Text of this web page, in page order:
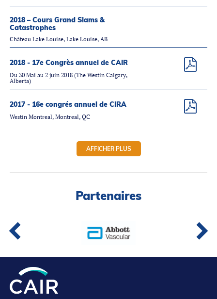
2018 – Cours Grand Slams &
Catastrophes
Château Lake Louise, Lake Louise, AB
2018 - 17e Congrès annuel de CAIR
Du 30 Mai au 2 juin 2018 (The Westin Calgary,
Alberta)
2017 - 16e congrés annuel de CIRA
Westin Montreal, Montreal, QC
AFFICHER PLUS
Partenaires